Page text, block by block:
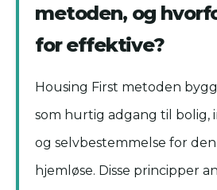
metoden, og
for effektive?
Housing First metoden
som hurtig adgang til bolig,
og selvbestemmelse for
hjemløse. Disse principper